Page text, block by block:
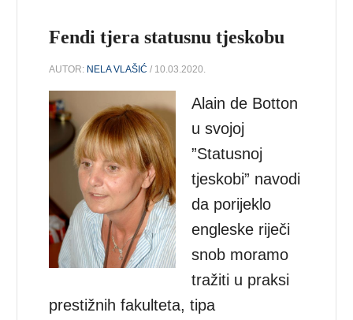
Fendi tjera statusnu tjeskobu
AUTOR: NELA VLAŠIĆ / 10.03.2020.
Alain de Botton
u svojoj
”Statusnoj
tjeskobi” navodi
da porijeklo
engleske riječi
snob moramo
tražiti u praksi
prestižnih fakulteta, tipa